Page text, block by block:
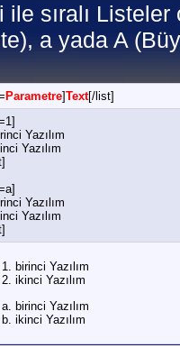
ile sıralı
a yada A
Parametre]Text[/list]
Yazılım
Yazılım
Yazılım
Yazılım
birinci Yazılım
ikinci Yazılım
birinci Yazılım
ikinci Yazılım